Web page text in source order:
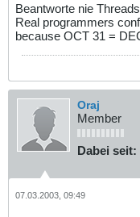
Beantworte nie
Real programmers
because OCT 31 =
Oraj
Member
Dabei seit:
07.03.2003, 09:49